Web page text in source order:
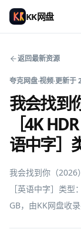
KK网盘
返回最新资源
夸克网盘·视频·更新于
我会找到
［4K
语中字］
我会找到你（2026
［英语中字］类
GB，由KK网盘收录